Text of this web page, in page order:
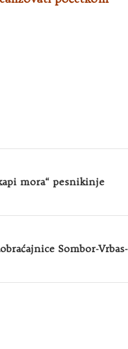
mora“ pesnikinje
Sombor-Vrbas-